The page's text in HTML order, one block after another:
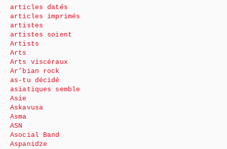
articles datés
articles imprimés
artistes
artistes soient
Artists
Arts
Arts viscéraux
Ar’bian rock
as-tu décidé
asiatiques semble
Asie
Askavusa
Asma
ASN
Asocial Band
Aspanidze